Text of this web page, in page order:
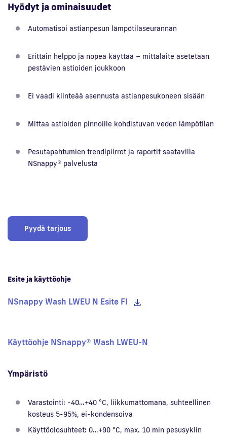
Hyödyt ja ominaisuudet
Automatisoi astianpesun lämpötilaseurannan
Erittäin helppo ja nopea käyttää – mittalaite asetetaan
pestävien astioiden joukkoon
Ei vaadi kiinteää asennusta astianpesukoneen sisään
Mittaa astioiden pinnoille kohdistuvan veden lämpötilan
Pesutapahtumien trendipiirrot ja raportit saatavilla
NSnappy® palvelusta
Pyydä tarjous
Esite ja käyttöohje
NSnappy Wash LWEU N Esite FI
Käyttöohje NSnappy® Wash LWEU-N
Ympäristö
Varastointi: -40…+40 °C, liikkumattomana, suhteellinen
kosteus 5-95%, ei-kondensoiva
Käyttöolosuhteet: 0…+90 °C, max. 10 min pesusyklin